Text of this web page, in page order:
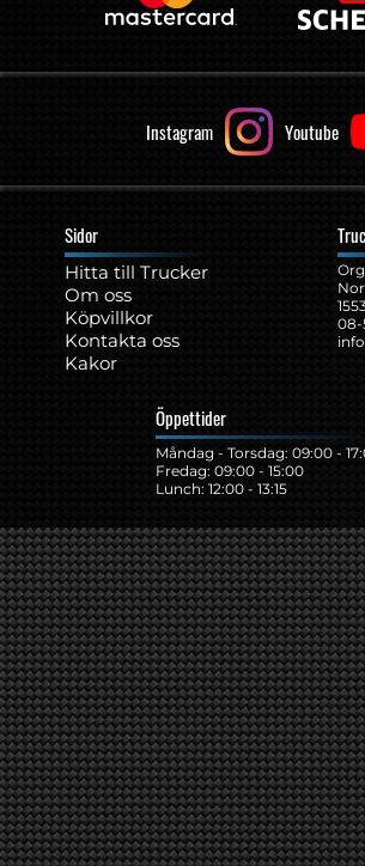
Instagram Youtube
Sidor
Hitta till Trucker
Om oss
Köpvillkor
Kontakta oss
Kakor
08-
Öppettider
Måndag - Torsdag: 09:00 -
Fredag: 09:00 - 15:00
Lunch: 12:00 - 13:15